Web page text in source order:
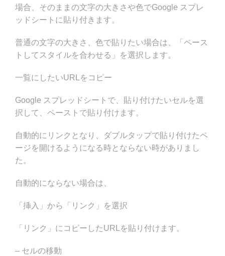
場合、そのままの文字の大きさや色でGoogle スプレ
ッドシートに貼り付きます。
普通の文字の大きさ、色で貼りたい場合は、「ペース
トしてスタイルを合わせる」を選択します。
一覧にしたいURLをコピー
Google スプレッドシートで、貼り付けたいセルを選
択して、ペーストで貼り付けます。
自動的にリンクとなり、ダブルタップで貼り付けたペ
ージを開けるようになる時とならない時がありまし
た。
自動的にならない場合は、
「挿入」から「リンク」を選択
「リンク」にコピーしたURLを貼り付けます。
– セルの移動